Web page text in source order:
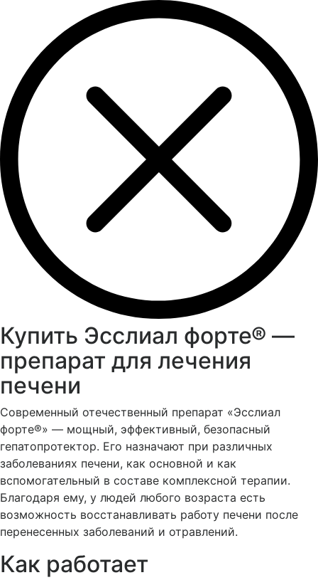
Купить Эсслиал форте® —
препарат для лечения
печени
Современный отечественный препарат «Эсслиал
форте®» — мощный, эффективный, безопасный
гепатопротектор. Его назначают при различных
заболеваниях печени, как основной и как
вспомогательный в составе комплексной терапии.
Благодаря ему, у людей любого возраста есть
возможность восстанавливать работу печени после
перенесенных заболеваний и отравлений.
Как работает